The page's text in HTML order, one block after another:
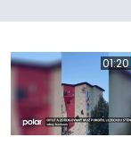
01:20